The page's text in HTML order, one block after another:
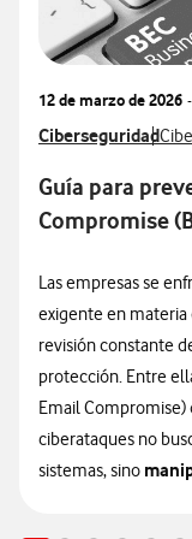
12 de marzo de 2026
Ver más articulos
CiberseguridadVer
Guía para
Compromise
Las empresas se
exigente en materia
revisión constante
protección. Entre
Email Compromise)
ciberataques no
sistemas, sino